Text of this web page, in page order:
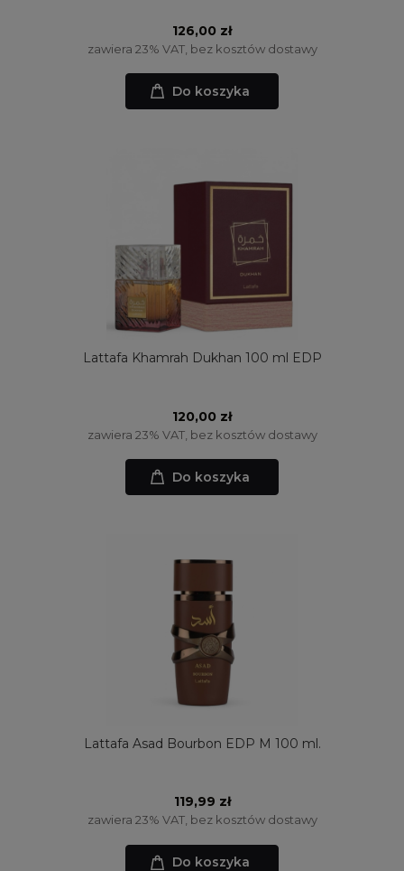
126,00 zł
zawiera 23% VAT, bez kosztów dostawy
Do koszyka
Lattafa Khamrah Dukhan 100 ml EDP
120,00 zł
zawiera 23% VAT, bez kosztów dostawy
Do koszyka
Lattafa Asad Bourbon EDP M 100 ml.
119,99 zł
zawiera 23% VAT, bez kosztów dostawy
Do koszyka